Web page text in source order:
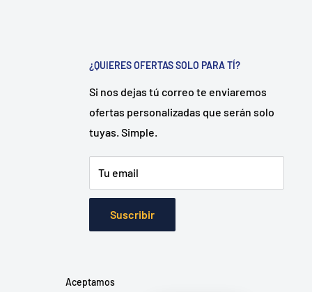
¿QUIERES OFERTAS SOLO PARA TÍ?
Si nos dejas tú correo te enviaremos
ofertas personalizadas que serán solo
tuyas. Simple.
Tu email
Suscribir
Aceptamos